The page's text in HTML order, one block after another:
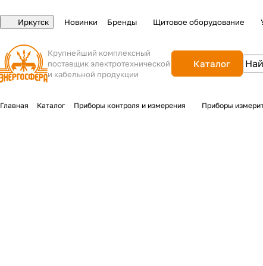
Иркутск Новинки Бренды Щитовое оборудование
Крупнейший комплексный
поставщик электротехнической
и кабельной продукции
Каталог
Главная Каталог Приборы контроля и измерения Приборы